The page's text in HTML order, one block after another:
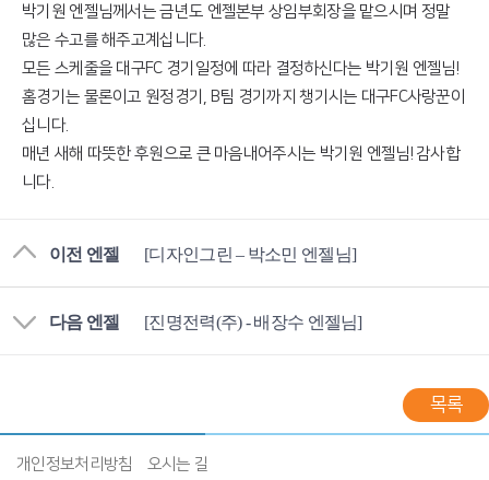
박기원 엔젤님께서는 금년도 엔젤본부 상임부회장을 맡으시며 정말
많은 수고를 해주고계십니다.
모든 스케줄을 대구FC 경기일정에 따라 결정하신다는 박기원 엔젤님!
홈경기는 물론이고 원정경기, B팀 경기까지 챙기시는 대구FC사랑꾼이
십니다.
매년 새해 따뜻한 후원으로 큰 마음내어주시는 박기원 엔젤님! 감사합
니다.
이전 엔젤 [디자인그린 – 박소민 엔젤님]
다음 엔젤 [진명전력(주) - 배장수 엔젤님]
목록
개인정보처리방침 오시는 길